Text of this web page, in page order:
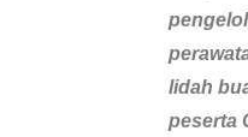
lidah
peserta